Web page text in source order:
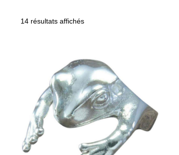
14 résultats affichés